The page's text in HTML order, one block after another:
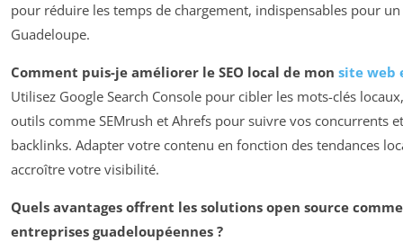
pour réduire les temps de chargement, indispensables pour
Guadeloupe.
Comment puis-je améliorer le SEO local de mon site web
Utilisez Google Search Console pour cibler les mots-clés
outils comme SEMrush et Ahrefs pour suivre vos concurrents
backlinks. Adapter votre contenu en fonction des tendances
accroître votre visibilité.
Quels avantages offrent les solutions open source
entreprises guadeloupéennes ?